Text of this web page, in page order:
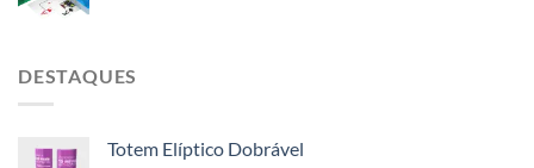
DESTAQUES
Totem Elíptico Dobrável